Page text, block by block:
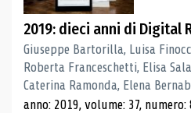
2019: dieci anni di Digital
Giuseppe Bartorilla, Luisa
Roberta Franceschetti, Elisa
Caterina Ramonda, Elena
anno: 2019, volume: 37, numero: